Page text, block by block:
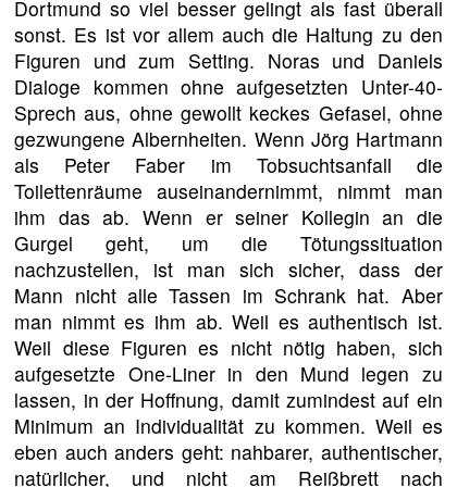
Dortmund so viel besser gelingt als fast überall
sonst. Es ist vor allem auch die Haltung zu den
Figuren und zum Setting. Noras und Daniels
Dialoge kommen ohne aufgesetzten Unter-40-
Sprech aus, ohne gewollt keckes Gefasel, ohne
gezwungene Albernheiten. Wenn Jörg Hartmann
als Peter Faber im Tobsuchtsanfall die
Toilettenräume auseinandernimmt, nimmt man
ihm das ab. Wenn er seiner Kollegin an die
Gurgel geht, um die Tötungssituation
nachzustellen, ist man sich sicher, dass der
Mann nicht alle Tassen im Schrank hat. Aber
man nimmt es ihm ab. Weil es authentisch ist.
Weil diese Figuren es nicht nötig haben, sich
aufgesetzte One-Liner in den Mund legen zu
lassen, in der Hoffnung, damit zumindest auf ein
Minimum an Individualität zu kommen. Weil es
eben auch anders geht: nahbarer, authentischer,
natürlicher, und nicht am Reißbrett nach